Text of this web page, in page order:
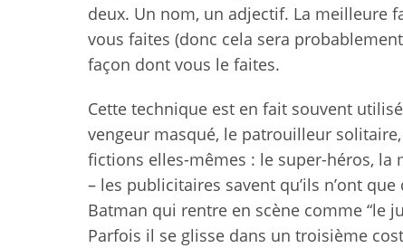
deux. Un nom, un adjectif. La meilleure
vous faites (donc cela sera
façon dont vous le faites.
Cette technique est en fait souvent
vengeur masqué, le patrouilleur
fictions elles-mêmes : le super-héros, la
– les publicitaires savent qu’ils n’ont
Batman qui rentre en scène comme “le
Parfois il se glisse dans un troisième